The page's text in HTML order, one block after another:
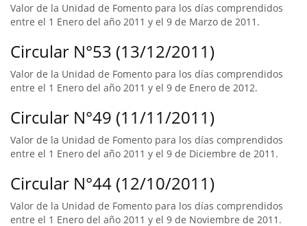
Valor de la Unidad de Fomento para los días comprendidos
entre el 1 Enero del año 2011 y el 9 de Marzo de 2011.
Circular N°53 (13/12/2011)
Valor de la Unidad de Fomento para los días comprendidos
entre el 1 Enero del año 2011 y el 9 de Enero de 2012.
Circular N°49 (11/11/2011)
Valor de la Unidad de Fomento para los días comprendidos
entre el 1 Enero del año 2011 y el 9 de Diciembre de 2011.
Circular N°44 (12/10/2011)
Valor de la Unidad de Fomento para los días comprendidos
entre el 1 Enero del año 2011 y el 9 de Noviembre de 2011.